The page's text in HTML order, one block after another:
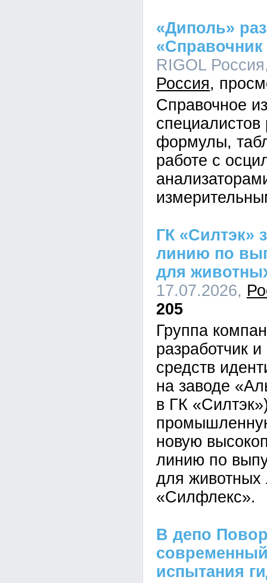
«Диполь»
RIGOL
Россия
Справочное
специалистов
формулы,
работе с
ГК «Силтэк»
линию по
для
17.07.2026,
205
Группа
разработчик
средств
на заводе
в ГК
новую
линию по
для животных
«Силфлекс».
В депо
испытания